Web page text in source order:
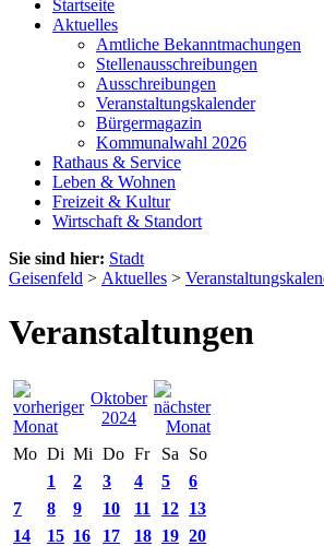
Startseite
Aktuelles
Amtliche Bekanntmachungen
Stellenausschreibungen
Ausschreibungen
Veranstaltungskalender
Bürgermagazin
Kommunalwahl 2026
Rathaus & Service
Leben & Wohnen
Freizeit & Kultur
Wirtschaft & Standort
Sie sind hier: Stadt
Geisenfeld > Aktuelles >
Veranstaltungen
Oktober
2024
Mo Di Mi Do Fr Sa
So
1
2 3 4 5
6
7
8 9 10 11 12 13
14
15 16 17 18 19 20